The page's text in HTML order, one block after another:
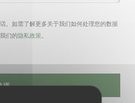
。如需了解更多关于我们如何处理您的数据
们的隐私政策